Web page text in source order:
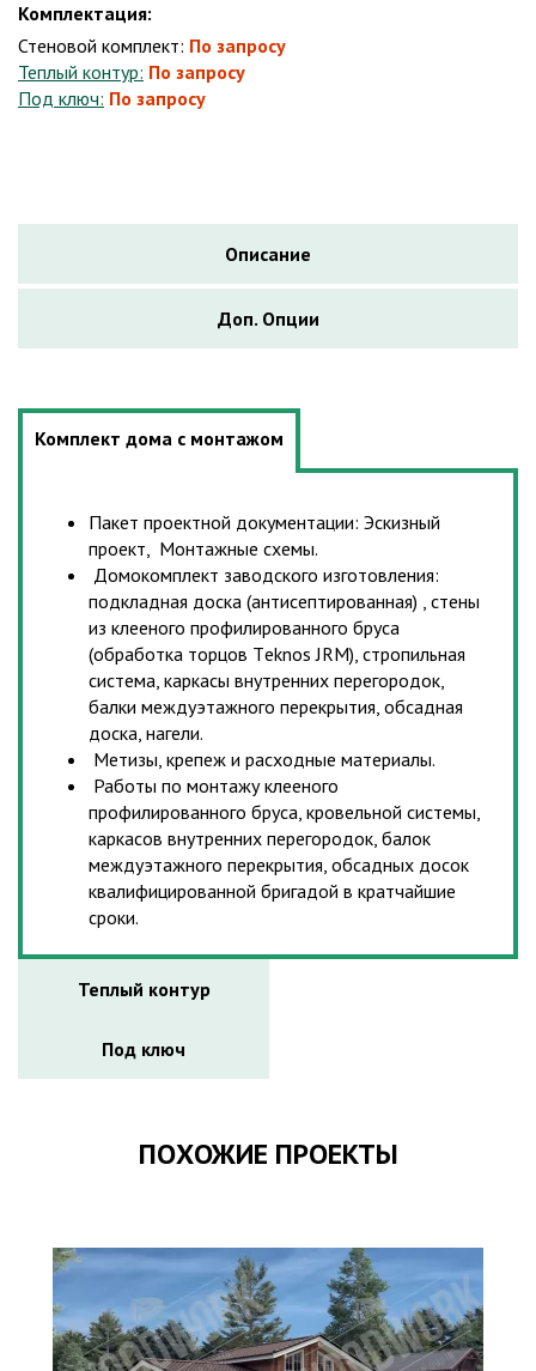
Комплектация:
Стеновой комплект: По запросу
Теплый контур: По запросу
Под ключ: По запросу
Описание
Доп. Опции
Комплект дома с монтажом
Пакет проектной документации: Эскизный
проект, Монтажные схемы.
Домокомплект заводского изготовления:
подкладная доска (антисептированная) , стены
из клееного профилированного бруса
(обработка торцов Тeknos JRM), стропильная
система, каркасы внутренних перегородок,
балки междуэтажного перекрытия, обсадная
доска, нагели.
Метизы, крепеж и расходные материалы.
Работы по монтажу клееного
профилированного бруса, кровельной системы,
каркасов внутренних перегородок, балок
междуэтажного перекрытия, обсадных досок
квалифицированной бригадой в кратчайшие
сроки.
Теплый контур
Под ключ
ПОХОЖИЕ ПРОЕКТЫ